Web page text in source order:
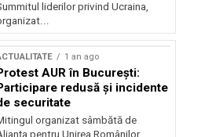
liderilor privind Ucraina,
1 an ago
AUR în București:
redusă și incidente
securitate
organizat sâmbătă de
pentru Unirea Românilor